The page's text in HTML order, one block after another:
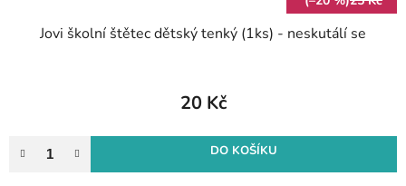
Jovi školní štětec dětský tenký (1ks) - neskutálí se
20 Kč
DO KOŠÍKU